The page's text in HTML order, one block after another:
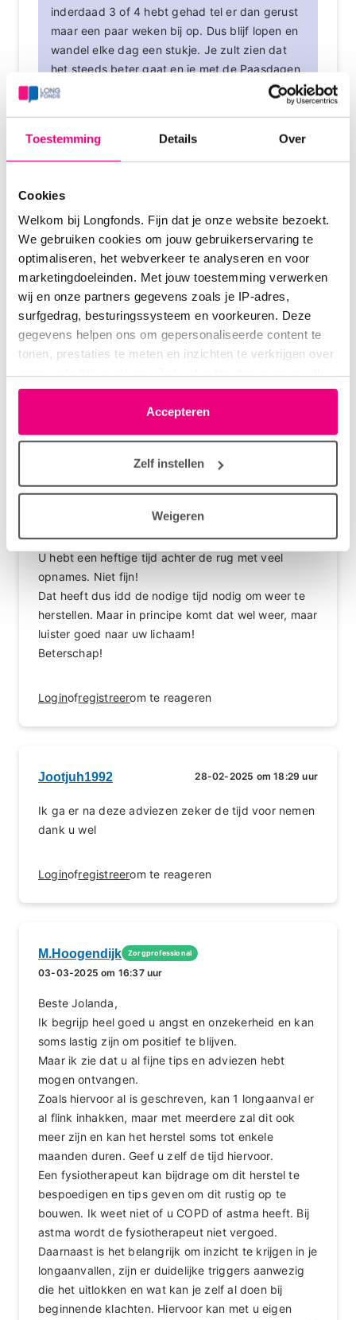
Toestemming Details Over
Cookies
Welkom bij Longfonds. Fijn dat je onze website bezoekt.
We gebruiken cookies om jouw gebruikerservaring te
optimaliseren, het webverkeer te analyseren en voor
marketingdoeleinden. Met jouw toestemming verwerken
wij en onze partners gegevens zoals je IP-adres,
surfgedrag, besturingssysteem en voorkeuren. Deze
gegevens helpen ons om gepersonaliseerde content te
tonen, prestaties te meten en inzichten te verkrijgen over
moment wijzigen of intrekken via het cookie-icoontje
linksonder elke pagina. De lijst met partners is te vinden
in het tabblad “details”.
Accepteren
Zelf instellen
Weigeren
inderdaad 3 of 4 hebt gehad tel er dan gerust
maar een paar weken bij op. Dus blijf lopen en
wandel elke dag een stukje. Je zult zien dat
het steeds beter gaat en je met de Paasdagen
weer een spring in t veld bent. Misschien kun je
ook eens rondkijken of er een fysiotherapeut in
helpen.
En 1000 stappen op een dag…..er zijn heel,
halen. Dus zet m op!!!!
Dank u wel ik hoop het echt wil nog zo graag
zoveel dingen doen
Ik ben werkelijk nog nooit zo ziek geweest maar
ben bereid er alles aan te doen
En het is echt heel fijn om te ontdekken dat ik dit
inderdaad nog zover kan lopen ik ben gewoon erg
ongeduldig maar uw antwoord geeft me hoop dank
u wel
Loginofregistreerom te reageren
28-02-2025 om 18:16 uur
U hebt een heftige tijd achter de rug met veel
opnames. Niet fijn!
Dat heeft dus idd de nodige tijd nodig om weer te
herstellen. Maar in principe komt dat wel weer, maar
luister goed naar uw lichaam!
Beterschap!
Loginofregistreerom te reageren
Jootjuh1992 28-02-2025 om 18:29 uur
Ik ga er na deze adviezen zeker de tijd voor nemen
dank u wel
Loginofregistreerom te reageren
M.Hoogendijk Zorgprofessional
03-03-2025 om 16:37 uur
Beste Jolanda,
Ik begrijp heel goed u angst en onzekerheid en kan
soms lastig zijn om positief te blijven.
Maar ik zie dat u al fijne tips en adviezen hebt
mogen ontvangen.
Zoals hiervoor al is geschreven, kan 1 longaanval er
al flink inhakken, maar met meerdere zal dit ook
meer zijn en kan het herstel soms tot enkele
maanden duren. Geef u zelf de tijd hiervoor.
Een fysiotherapeut kan bijdrage om dit herstel te
bespoedigen en tips geven om dit rustig op te
bouwen. Ik weet niet of u COPD of astma heeft. Bij
astma wordt de fysiotherapeut niet vergoed.
Daarnaast is het belangrijk om inzicht te krijgen in je
longaanvallen, zijn er duidelijke triggers aanwezig
die het uitlokken en wat kan je zelf al doen bij
beginnende klachten. Hiervoor kan met u eigen